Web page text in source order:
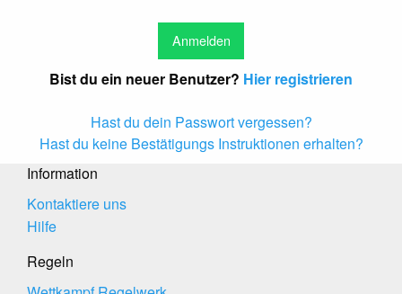
Bist du ein neuer Benutzer? Hier registrieren
Hast du dein Passwort vergessen?
Hast du keine Bestätigungs Instruktionen erhalten?
Information
Kontaktiere uns
Hilfe
Regeln